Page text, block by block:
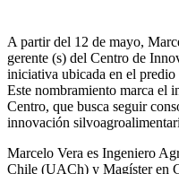
A partir del 12 de mayo,
gerente (s) del Centro de
iniciativa ubicada en el
Este nombramiento marca el
Centro, que busca seguir
innovación
Marcelo Vera es Ingeniero
Chile (UACh) y Magíster en